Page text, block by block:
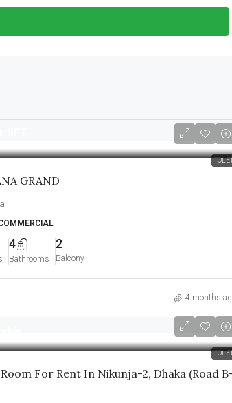
GRAND
4
Bathrooms
2
Balcony
4 months
For Rent In Nikunja-2, Dhaka (Road